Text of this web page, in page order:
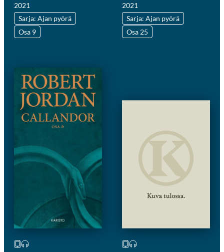
2021
Sarja: Ajan pyörä
Osa 9
2021
Sarja: Ajan pyörä
Osa 25